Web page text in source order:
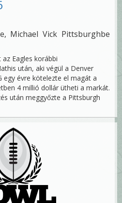
Michael Vick Pittsburghbe
Eagles korábbi
után, aki végül a Denver
egy évre kötelezte el magát a
4 millió dollár ütheti a markát.
után meggyőzte a Pittsburgh